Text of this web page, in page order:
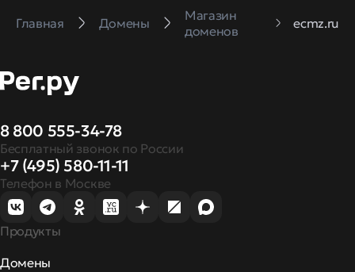
Главная Домены
Магазин
доменов
ecmz.ru
8 800 555-34-78
Бесплатный звонок по России
+7 (495) 580-11-11
Телефон в Москве
Продукты
Домены